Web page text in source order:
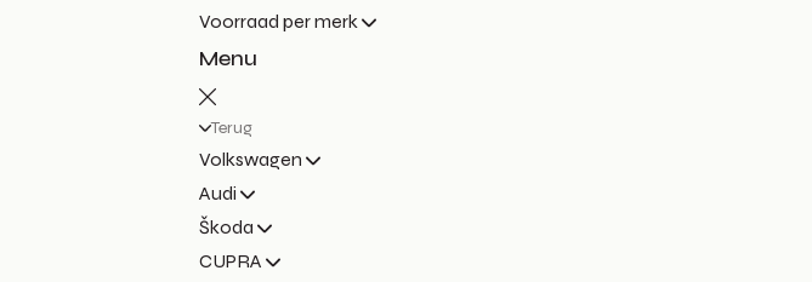
Voorraad per merk
Menu
Terug
Volkswagen
Audi
Škoda
CUPRA